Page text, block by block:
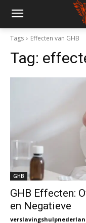
Tags Effecten van GHB
Tag:
GHB
GHB Effecten:
en Negatieve